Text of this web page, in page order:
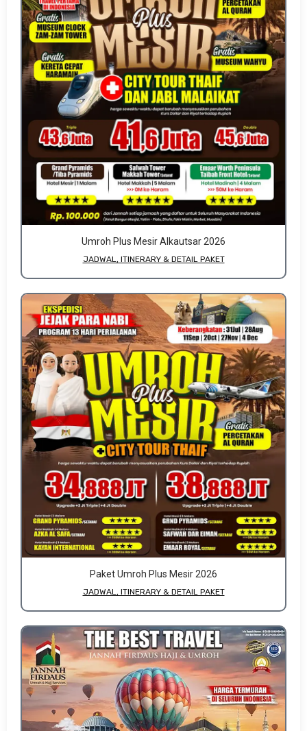
Umroh Plus Mesir Alkautsar 2026
JADWAL, ITINERARY & DETAIL PAKET
Paket Umroh Plus Mesir 2026
JADWAL, ITINERARY & DETAIL PAKET